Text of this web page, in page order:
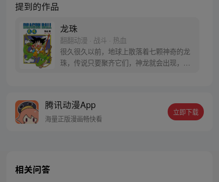
提到的作品
龙珠
翻翻动漫 · 战斗 · 热血
很久很久以前，地球上散落着七颗神奇的龙
珠，传说只要聚齐它们，神龙就会出现，并
腾讯动漫App
海量正版漫画畅快看
立即下载
相关问答